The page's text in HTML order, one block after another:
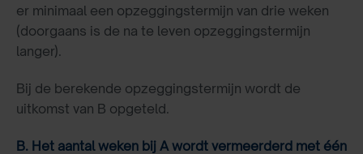
er minimaal een opzeggingstermijn van drie weken
(doorgaans is de na te leven opzeggingstermijn
langer).
Bij de berekende opzeggingstermijn wordt de
uitkomst van B opgeteld.
B. Het aantal weken bij A wordt vermeerderd met één